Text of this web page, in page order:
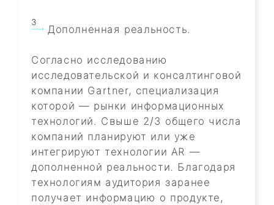
Дополненная реальность.
Согласно исследованию
исследовательской и консалтинговой
компании Gartner, специализация
которой — рынки информационных
технологий. Свыше 2/3 общего числа
компаний планируют или уже
интегрируют технологии AR —
дополненной реальности. Благодаря
технологиям аудитория заранее
получает информацию о продукте,